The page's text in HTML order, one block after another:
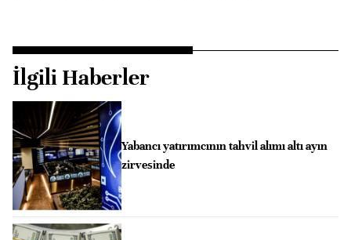
İlgili Haberler
Yabancı yatırımcının tahvil alımı altı ayın
zirvesinde